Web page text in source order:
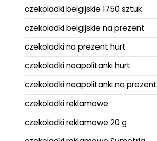
czekoladki belgijskie 1750 sztuk
czekoladki belgijskie na prezent
czekoladki na prezent hurt
czekoladki neapolitanki hurt
czekoladki neapolitanki na prezent
czekoladki reklamowe
czekoladki reklamowe 20 g